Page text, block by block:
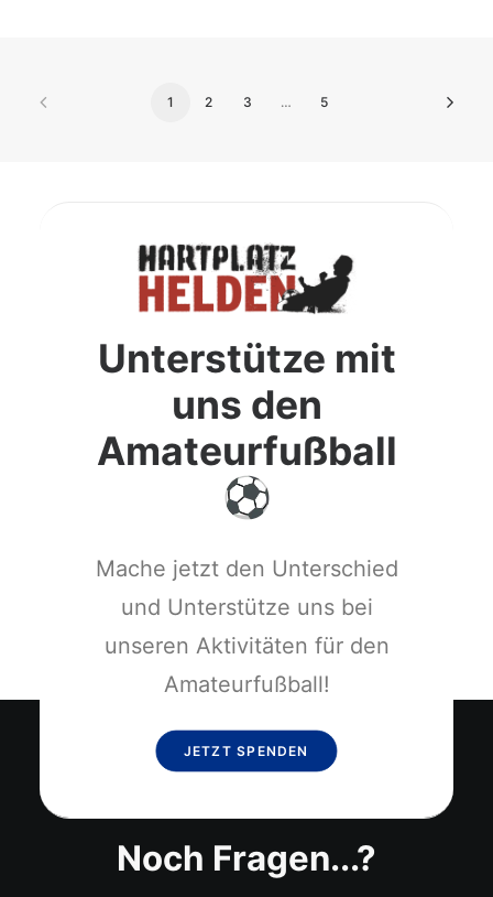
1 2 3 … 5
Unterstütze mit
uns den
Amateurfußball
Mache jetzt den Unterschied
und Unterstütze uns bei
unseren Aktivitäten für den
Amateurfußball!
JETZT SPENDEN
Noch Fragen...?